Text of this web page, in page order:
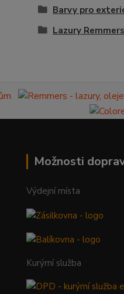
Barvy pro
Lazury Remmers
Možnosti
Výdejní místa
Kurýrní služba